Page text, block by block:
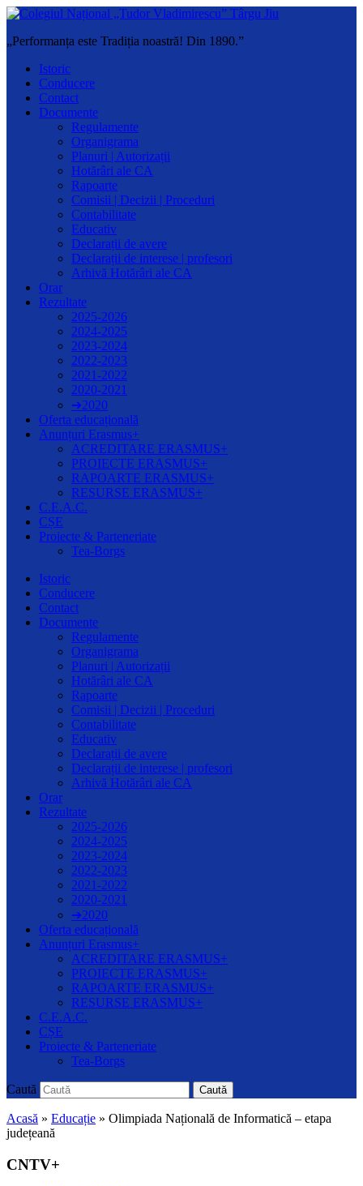
„Performanța este Tradiția noastră! Din 1890.”
Istoric
Conducere
Contact
Documente
Regulamente
Organigrama
Planuri | Autorizații
Hotărâri ale CA
Rapoarte
Comisii | Decizii | Proceduri
Contabilitate
Educativ
Declarații de avere
Declarații de interese | profesori
Arhivă Hotărâri ale CA
Orar
Rezultate
2025-2026
2024-2025
2023-2024
2022-2023
2021-2022
2020-2021
➔2020
Oferta educațională
Anunțuri Erasmus+
ACREDITARE ERASMUS+
PROIECTE ERASMUS+
RAPOARTE ERASMUS+
RESURSE ERASMUS+
C.E.A.C.
CȘE
Proiecte & Parteneriate
Tea-Borgs
Istoric
Conducere
Contact
Documente
Regulamente
Organigrama
Planuri | Autorizații
Hotărâri ale CA
Rapoarte
Comisii | Decizii | Proceduri
Contabilitate
Educativ
Declarații de avere
Declarații de interese | profesori
Arhivă Hotărâri ale CA
Orar
Rezultate
2025-2026
2024-2025
2023-2024
2022-2023
2021-2022
2020-2021
➔2020
Oferta educațională
Anunțuri Erasmus+
ACREDITARE ERASMUS+
PROIECTE ERASMUS+
RAPOARTE ERASMUS+
RESURSE ERASMUS+
C.E.A.C.
CȘE
Proiecte & Parteneriate
Tea-Borgs
Caută Caută
Acasă » Educație » Olimpiada Națională de Informatică – etapa
județeană
CNTV+